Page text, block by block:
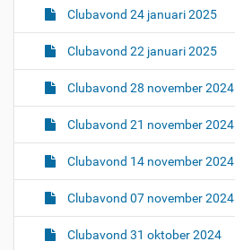
Clubavond 24 januari 2025
Clubavond 22 januari 2025
Clubavond 28 november 2024
Clubavond 21 november 2024
Clubavond 14 november 2024
Clubavond 07 november 2024
Clubavond 31 oktober 2024